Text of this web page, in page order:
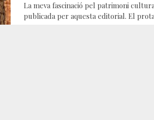
La meva fascinació pel patrimoni
publicada per aquesta editorial. El